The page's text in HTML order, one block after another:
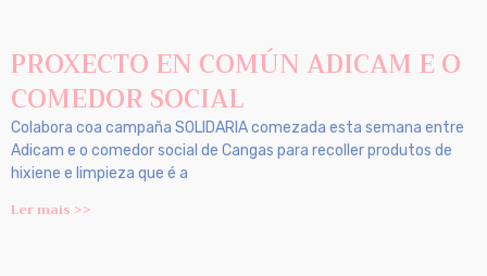
PROXECTO EN COMÚN ADICAM E O
COMEDOR SOCIAL
Colabora coa campaña SOLIDARIA comezada esta semana entre
Adicam e o comedor social de Cangas para recoller produtos de
hixiene e limpieza que é a
Ler mais >>